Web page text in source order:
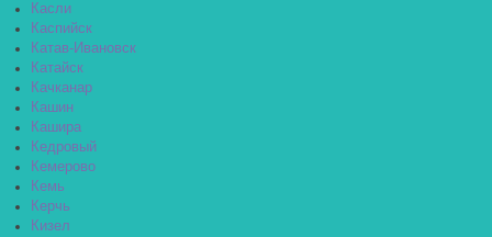
Касли
Каспийск
Катав-Ивановск
Катайск
Качканар
Кашин
Кашира
Кедровый
Кемерово
Кемь
Керчь
Кизел